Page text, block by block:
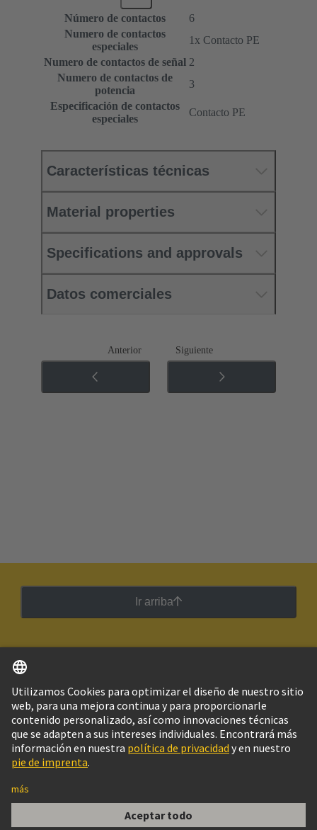
Número de contactos
6
Numero de contactos
especiales
1x Contacto PE
Numero de contactos de señal 2
Numero de contactos de
potencia
3
Especificación de contactos
especiales
Contacto PE
Características técnicas
Material properties
Specifications and approvals
Datos comerciales
Anterior Siguiente
Ir arriba
Argentina Español
© Grupo Tecnológico HARTING
Configuración de cookies